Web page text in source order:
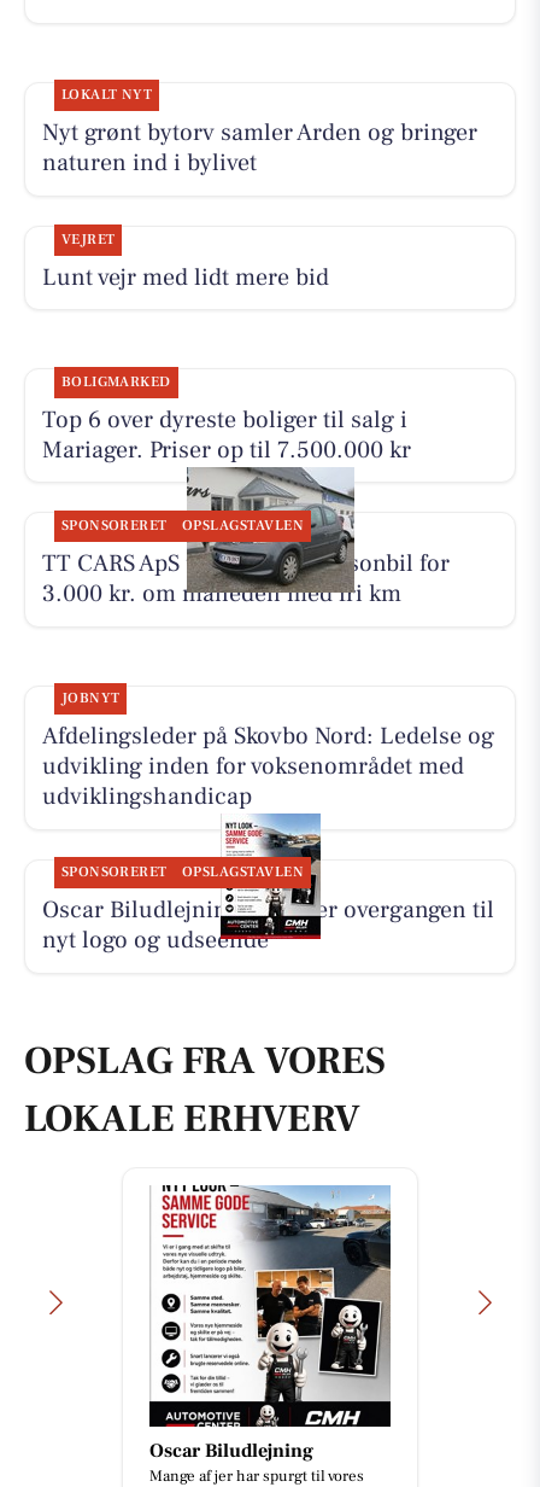
LOKALT NYT
Nyt grønt bytorv samler Arden og bringer
naturen ind i bylivet
VEJRET
Lunt vejr med lidt mere bid
BOLIGMARKED
Top 6 over dyreste boliger til salg i
Mariager. Priser op til 7.500.000 kr
SPONSORERET OPSLAGSTAVLEN
TT CARS ApS udlejer lille personbil for
3.000 kr. om måneden med fri km
JOBNYT
Afdelingsleder på Skovbo Nord: Ledelse og
udvikling inden for voksenområdet med
udviklingshandicap
SPONSORERET OPSLAGSTAVLEN
Oscar Biludlejning forklarer overgangen til
nyt logo og udseende
OPSLAG FRA VORES
LOKALE ERHVERV
Oscar Biludlejning
Mange af jer har spurgt til vores